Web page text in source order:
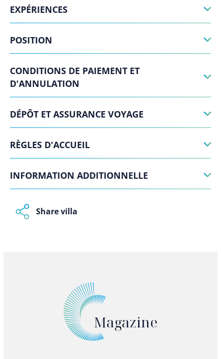
EXPÉRIENCES
POSITION
CONDITIONS DE PAIEMENT ET
D'ANNULATION
DÉPÔT ET ASSURANCE VOYAGE
RÈGLES D'ACCUEIL
INFORMATION ADDITIONNELLE
Share villa
Magazine